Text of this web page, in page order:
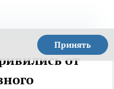
Принять
от